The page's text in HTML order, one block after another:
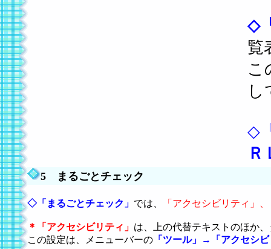
◇
覧
こ
し
◇
5 まるごとチェック
◇ 「まるごとチェック」 では、 「アクセシビリティ」
＊ 「アクセシビリティ」 は、上の代替テキストのほか
この設定は、メニューバーの 「ツール」→「アクセシ